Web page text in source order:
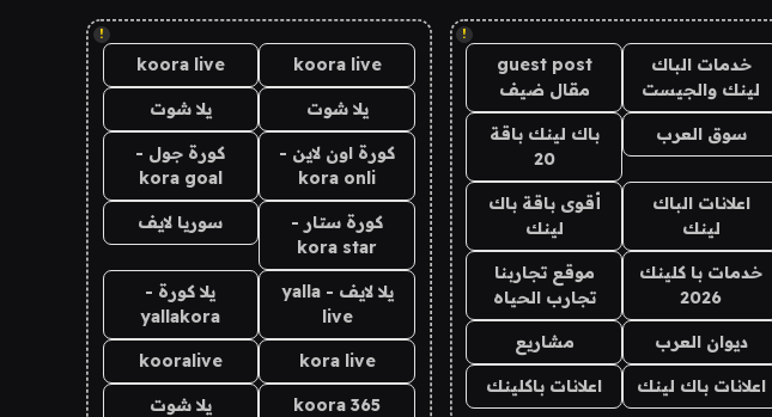
!
خدمات الباك
لينك والجيست
guest post
مقال ضيف
سوق العرب
باك لينك باقة
20
اعلانات الباك
لينك
أقوى باقة باك
لينك
خدمات با كلينك
2026
موقع تجاربنا
تجارب الحياه
ديوان العرب مشاريع
اعلانات باك لينك اعلانات باكلينك
!
koora live
koora live
يلا شوت يلا شوت
كورة اون لاين -
kora onli
كورة جول -
kora goal
كورة ستار -
kora star
سوريا لايف
يلا لايف - yalla
live
يلا كورة -
yallakora
kora live
kooralive
koora 365 يلا شوت